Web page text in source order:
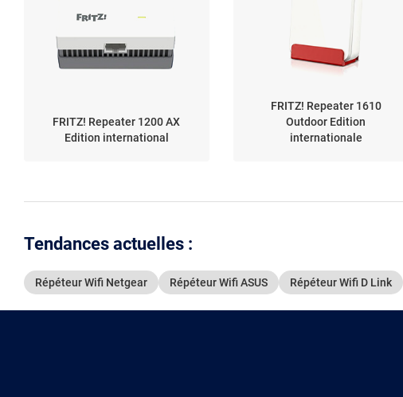
FRITZ! Repeater 1200 AX
Edition international
FRITZ! Repeater 1610
Outdoor Edition
internationale
Tendances actuelles :
Répéteur Wifi Netgear Répéteur Wifi ASUS Répéteur Wifi D Link